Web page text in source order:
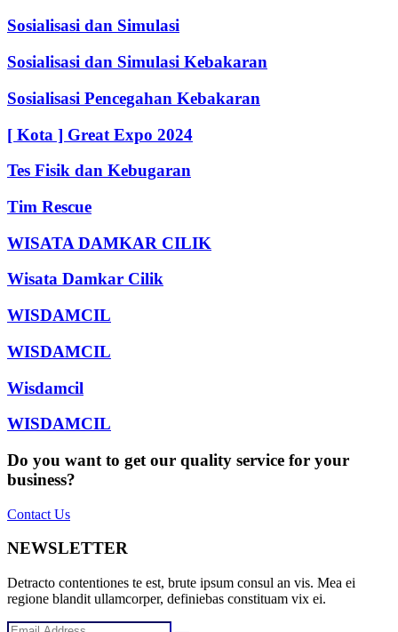
Sosialisasi dan Simulasi
Sosialisasi dan Simulasi Kebakaran
Sosialisasi Pencegahan Kebakaran
[ Kota ] Great Expo 2024
Tes Fisik dan Kebugaran
Tim Rescue
WISATA DAMKAR CILIK
Wisata Damkar Cilik
WISDAMCIL
WISDAMCIL
Wisdamcil
WISDAMCIL
Do you want to get our quality service for your
business?
Contact Us
NEWSLETTER
Detracto contentiones te est, brute ipsum consul an vis. Mea ei
regione blandit ullamcorper, definiebas constituam vix ei.